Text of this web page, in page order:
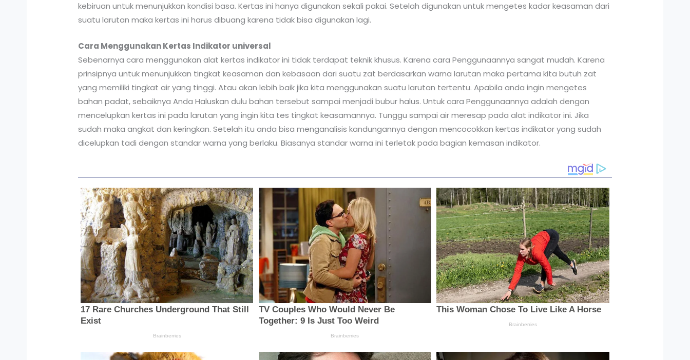
kebiruan untuk menunjukkan kondisi basa. Kertas ini hanya digunakan sekali pakai. Setelah digunakan untuk mengetes kadar keasaman dari
suatu larutan maka kertas ini harus dibuang karena tidak bisa digunakan lagi.
Cara Menggunakan Kertas Indikator universal
Sebenarnya cara menggunakan alat kertas indikator ini tidak terdapat teknik khusus. Karena cara Penggunaannya sangat mudah. Karena
prinsipnya untuk menunjukkan tingkat keasaman dan kebasaan dari suatu zat berdasarkan warna larutan maka pertama kita butuh zat
yang memiliki tingkat air yang tinggi. Atau akan lebih baik jika kita menggunakan suatu larutan tertentu. Apabila anda ingin mengetes
bahan padat, sebaiknya Anda Haluskan dulu bahan tersebut sampai menjadi bubur halus. Untuk cara Penggunaannya adalah dengan
mencelupkan kertas ini pada larutan yang ingin kita tes tingkat keasamannya. Tunggu sampai air meresap pada alat indikator ini. Jika
sudah maka angkat dan keringkan. Setelah itu anda bisa menganalisis kandungannya dengan mencocokkan kertas indikator yang sudah
dicelupkan tadi dengan standar warna yang berlaku. Biasanya standar warna ini terletak pada bagian kemasan indikator.